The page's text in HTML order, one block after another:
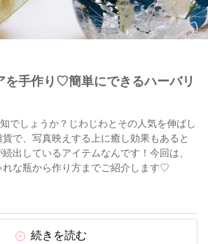
を手作り♡簡単にできるハーバリ
でしょうか？じわじわとその人気を伸ばし
で、写真映えする上に癒し効果もあると
出しているアイテムなんです！今回は、
れな瓶から作り方までご紹介します♡
続きを読む